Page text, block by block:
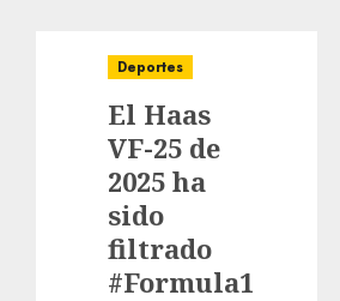
Deportes
El Haas
VF-25 de
2025 ha
sido
filtrado
#Formula1